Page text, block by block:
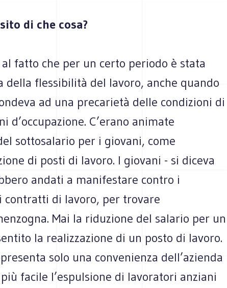
di che cosa?
fatto che per un certo periodo è stata
della flessibilità del lavoro, anche quando
ad una precarietà delle condizioni di
d’occupazione. C’erano animate
sottosalario per i giovani, come
di posti di lavoro. I giovani - si diceva
andati a manifestare contro i
contratti di lavoro, per trovare
Mai la riduzione del salario per un
la realizzazione di un posto di lavoro.
solo una convenienza dell’azienda
facile l’espulsione di lavoratori anziani